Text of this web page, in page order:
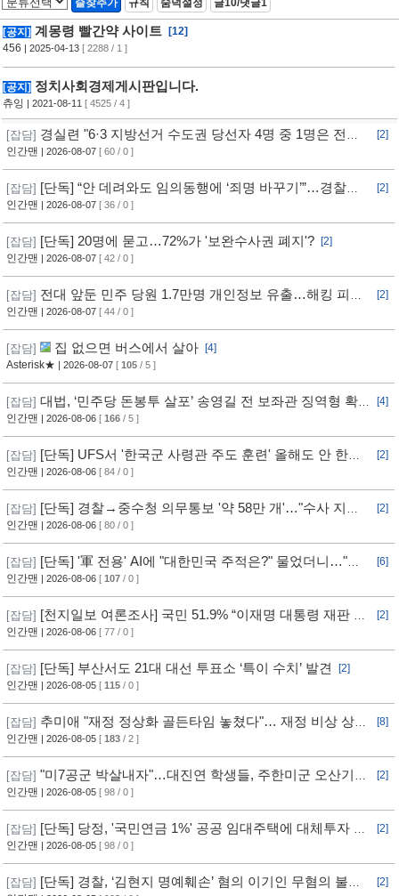
즐찾추가 규칙 숨덕설정 글10/댓글1
[공지] 계몽령 빨간약 사이트
[12]
456 | 2025-04-13 [ 2288 / 1 ]
[공지] 정치사회경제게시판입니다.
츄잉 | 2021-08-11 [ 4525 / 4 ]
[잡담] 경실련 "6·3 지방선거 수도권 당선자 4명 중 1명은 전과
자"
[2]
인간맨 | 2026-08-07 [ 60 / 0 ]
[잡담] [단독] “안 데려와도 임의동행에 ‘죄명 바꾸기’”…경찰서
조직적 개입?
[2]
인간맨 | 2026-08-07 [ 36 / 0 ]
[잡담] [단독] 20명에 묻고…72%가 '보완수사권 폐지'?
[2]
인간맨 | 2026-08-07 [ 42 / 0 ]
[잡담] 전대 앞둔 민주 당원 1.7만명 개인정보 유출…해킹 피해
11개월 동안 몰랐다
[2]
인간맨 | 2026-08-07 [ 44 / 0 ]
[잡담] 집 없으면 버스에서 살아
[4]
Asterisk★ | 2026-08-07 [ 105 / 5 ]
[잡담] 대법, ‘민주당 돈봉투 살포’ 송영길 전 보좌관 징역형 확
정
[4]
인간맨 | 2026-08-06 [ 166 / 5 ]
[잡담] [단독] UFS서 '한국군 사령관 주도 훈련' 올해도 안 한
다... 美, 전작권 전환 신중 기류
[2]
인간맨 | 2026-08-06 [ 84 / 0 ]
[잡담] [단독] 경찰→중수청 의무통보 '약 58만 개'…"수사 지연"
반발
[2]
인간맨 | 2026-08-06 [ 80 / 0 ]
[잡담] [단독] '軍 전용' AI에 "대한민국 주적은?" 물었더니…"정
치적 사안이라 답변 제한"
[6]
인간맨 | 2026-08-06 [ 107 / 0 ]
[잡담] [천지일보 여론조사] 국민 51.9% “이재명 대통령 재판 재
개 필요”
[2]
인간맨 | 2026-08-06 [ 77 / 0 ]
[잡담] [단독] 부산서도 21대 대선 투표소 ‘특이 수치’ 발견
[2]
인간맨 | 2026-08-05 [ 115 / 0 ]
[잡담] 추미애 "재정 정상화 골든타임 놓쳤다"… 재정 비상 상황
선언
[8]
인간맨 | 2026-08-05 [ 183 / 2 ]
[잡담] "미7공군 박살내자"…대진연 학생들, 주한미군 오산기지
무단침입 [영상]
[2]
인간맨 | 2026-08-05 [ 98 / 0 ]
[잡담] [단독] 당정, '국민연금 1%' 공공 임대주택에 대체투자 검
토
[2]
인간맨 | 2026-08-05 [ 98 / 0 ]
[잡담] [단독] 경찰, ‘김현지 명예훼손’ 혐의 이기인 무혐의 불송
[2]